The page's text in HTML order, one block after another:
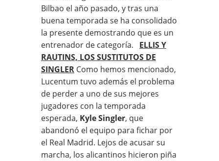
Bilbao el año pasado, y tras una
buena temporada se ha consolidado
la presente demostrando que es un
entrenador de categoría. ELLIS Y
RAUTINS, LOS SUSTITUTOS DE
SINGLER Como hemos mencionado,
Lucentum tuvo además el problema
de perder a uno de sus mejores
jugadores con la temporada
esperada, Kyle Singler, que
abandonó el equipo para fichar por
el Real Madrid. Lejos de acusar su
marcha, los alicantinos hicieron piña